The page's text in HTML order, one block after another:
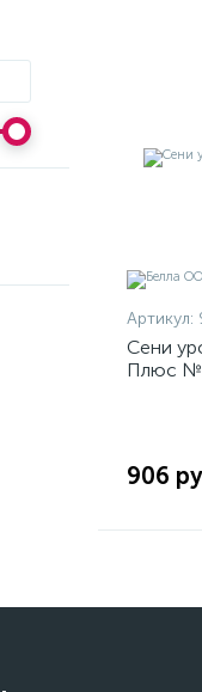
Артикул:
Сени
Плюс
906